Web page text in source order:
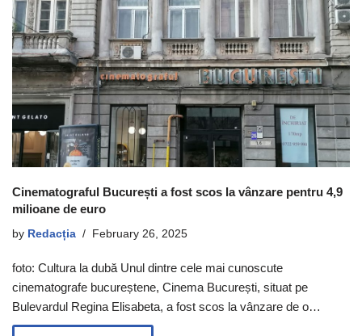
Cinematograful București a fost scos la vânzare pentru 4,9
milioane de euro
by Redacția February 26, 2025
foto: Cultura la dubă Unul dintre cele mai cunoscute
cinematografe bucureștene, Cinema București, situat pe
Bulevardul Regina Elisabeta, a fost scos la vânzare de o…